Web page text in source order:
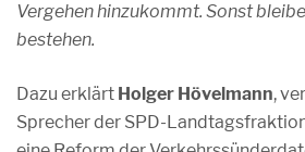
Vergehen hinzukommt. Sonst
bestehen.
Dazu erklärt Holger Hövelmann,
Sprecher der SPD-